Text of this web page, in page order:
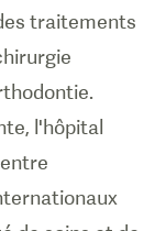
traitements
l'hôpital